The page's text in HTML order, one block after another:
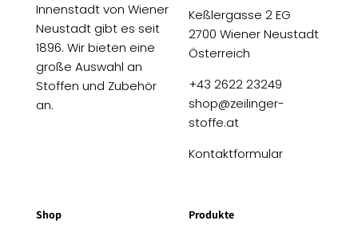
Innenstadt von Wiener
Neustadt gibt es seit
1896. Wir bieten eine
große Auswahl an
Stoffen und Zubehör
an.
Keßlergasse 2 EG
2700 Wiener Neustadt
Österreich
+43 2622 23249
shop@zeilinger-
stoffe.at
Kontaktformular
Shop Produkte